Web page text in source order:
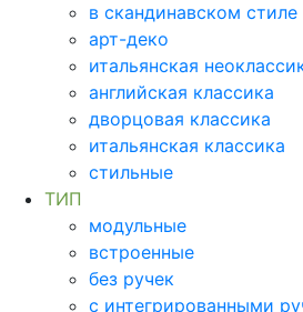
в скандинавском стиле
арт-деко
итальянская
английская классика
дворцовая классика
итальянская классика
стильные
ТИП
модульные
встроенные
без ручек
с интегрированными